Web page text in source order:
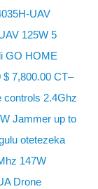
UAV
125W 5
GO HOME
7,800.00 CT–
controls 2.4Ghz
Jammer up to
otetezeka
147W
Drone